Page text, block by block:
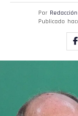
Por
Publicado